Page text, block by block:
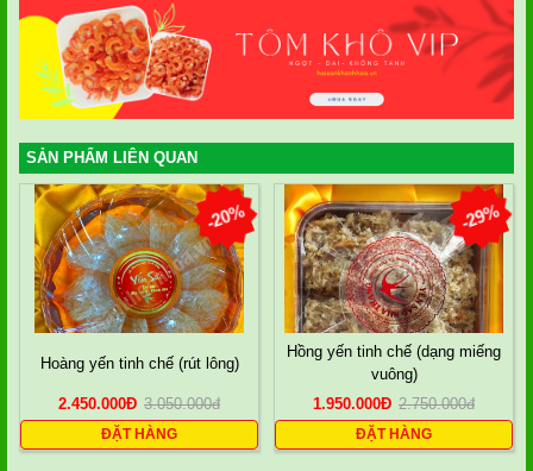
SẢN PHẨM LIÊN QUAN
-20%
Hoàng yến tinh chế (rút lông)
2.450.000Đ 3.050.000đ
ĐẶT HÀNG
-29%
Hồng yến tinh chế (dạng miếng
vuông)
1.950.000Đ 2.750.000đ
ĐẶT HÀNG